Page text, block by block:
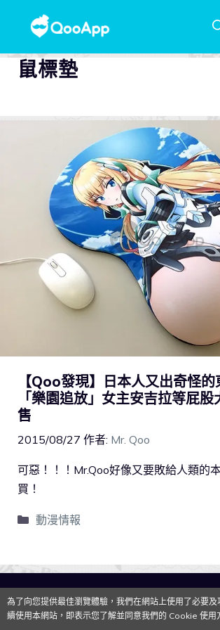
鼠標墊
【Qoo發現】日本人又出奇怪的
「樂園追放」女主安吉拉等屁
售
2015/08/27 作者: Mr. Qoo
可惡！！！Mr.Qoo好像又要敗給人類的
買！
動漫情報
QooApp Limited © 2026
為了向您提供最佳瀏覽體驗，我們在網站上使用了必要
續使用本網站，即表示您了解並同意我們的 Cookie 使用